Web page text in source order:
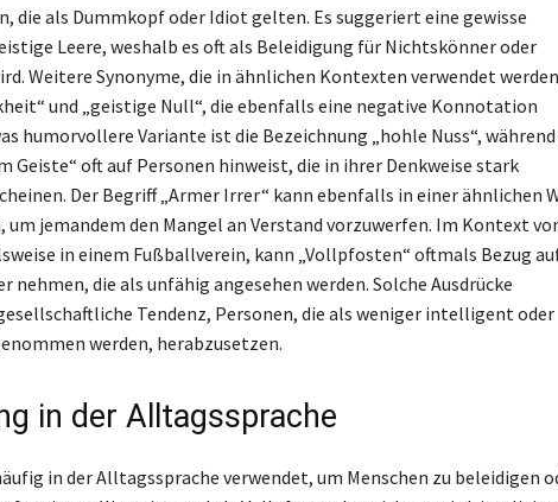
die als Dummkopf oder Idiot gelten. Es suggeriert eine gewisse
Leere, weshalb es oft als Beleidigung für Nichtskönner oder
Weitere Synonyme, die in ähnlichen Kontexten verwendet
und „geistige Null“, die ebenfalls eine negative Konnotation
humorvollere Variante ist die Bezeichnung „hohle Nuss“,
Geiste“ oft auf Personen hinweist, die in ihrer Denkweise stark
Der Begriff „Armer Irrer“ kann ebenfalls in einer ähnlichen
um jemandem den Mangel an Verstand vorzuwerfen. Im Kontext
in einem Fußballverein, kann „Vollpfosten“ oftmals Bezug
nehmen, die als unfähig angesehen werden. Solche Ausdrücke
Tendenz, Personen, die als weniger intelligent oder
werden, herabzusetzen.
in der Alltagssprache
in der Alltagssprache verwendet, um Menschen zu beleidigen